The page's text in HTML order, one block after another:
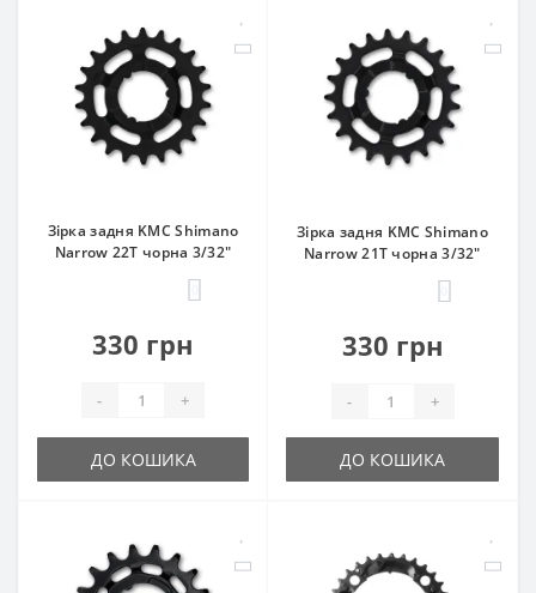
Зірка задня KMC Shimano
Narrow 22T чорна 3/32"
330 грн
- +
ДО КОШИКА
Зірка задня KMC Shimano
Narrow 21T чорна 3/32"
330 грн
- +
ДО КОШИКА